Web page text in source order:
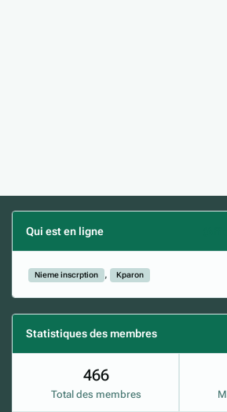
Qui est en ligne
Nieme inscrption Kparon
Statistiques des membres
466
Total des membres